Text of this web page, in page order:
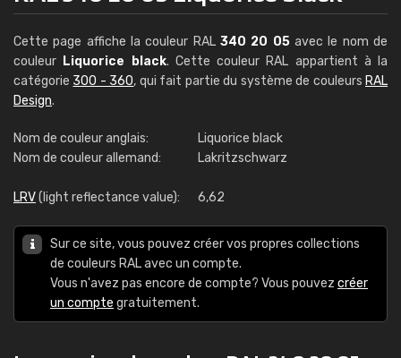
Cette page affiche la couleur RAL 340 20 05avec le nom de
couleur Liquorice black. Cette couleur RAL appartient à la
catégorie 300 - 360, qui fait partie du système de couleurs RAL
Design.
Nom de couleur anglais:
Liquorice black
Nom de couleur allemand:
Lakritzschwarz
LRV(light reflectance value): 6,62
Sur ce site, vous pouvez créer vos propres collections
de couleurs RAL avec un compte.
Vous n'avez pas encore de compte? Vous pouvez créer
un compte gratuitement.